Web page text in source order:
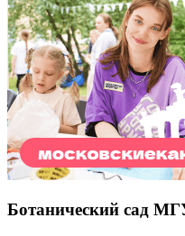
Ботанический сад